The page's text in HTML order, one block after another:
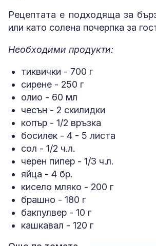
Рецептата е подходяща за
или като солена почерпка за
Необходими продукти:
тиквички - 700 г
сирене - 250 г
олио - 60 мл
чесън - 2 скилидки
копър - 1/2 връзка
босилек - 4 - 5 листа
сол - 1/2 ч.л.
черен пипер - 1/3 ч.л.
яйца - 4 бр.
кисело мляко - 200 г
брашно - 180 г
бакпулвер - 10 г
кашкавал - 120 г